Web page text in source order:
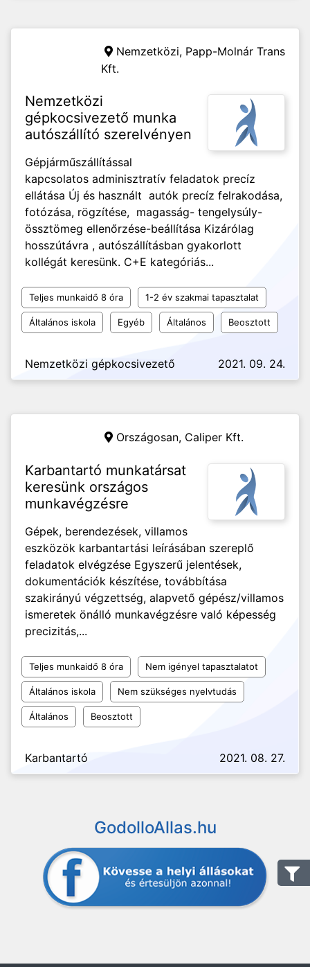
Nemzetközi, Papp-Molnár Trans
Kft.
Nemzetközi
gépkocsivezető munka
autószállító szerelvényen
Gépjárműszállítással
kapcsolatos adminisztratív feladatok precíz
ellátása Új és használt autók precíz felrakodása,
fotózása, rögzítése, magasság- tengelysúly-
össztömeg ellenőrzése-beállítása Kizárólag
hosszútávra , autószállításban gyakorlott
kollégát keresünk. C+E kategóriás...
Teljes munkaidő 8 óra 1-2 év szakmai tapasztalat
Általános iskola Egyéb Általános Beosztott
Nemzetközi gépkocsivezető 2021. 09. 24.
Országosan, Caliper Kft.
Karbantartó munkatársat
keresünk országos
munkavégzésre
Gépek, berendezések, villamos
eszközök karbantartási leírásában szereplő
feladatok elvégzése Egyszerű jelentések,
dokumentációk készítése, továbbítása
szakirányú végzettség, alapvető gépész/villamos
ismeretek önálló munkavégzésre való képesség
precizitás,...
Teljes munkaidő 8 óra Nem igényel tapasztalatot
Általános iskola Nem szükséges nyelvtudás
Általános Beosztott
Karbantartó 2021. 08. 27.
GodolloAllas.hu